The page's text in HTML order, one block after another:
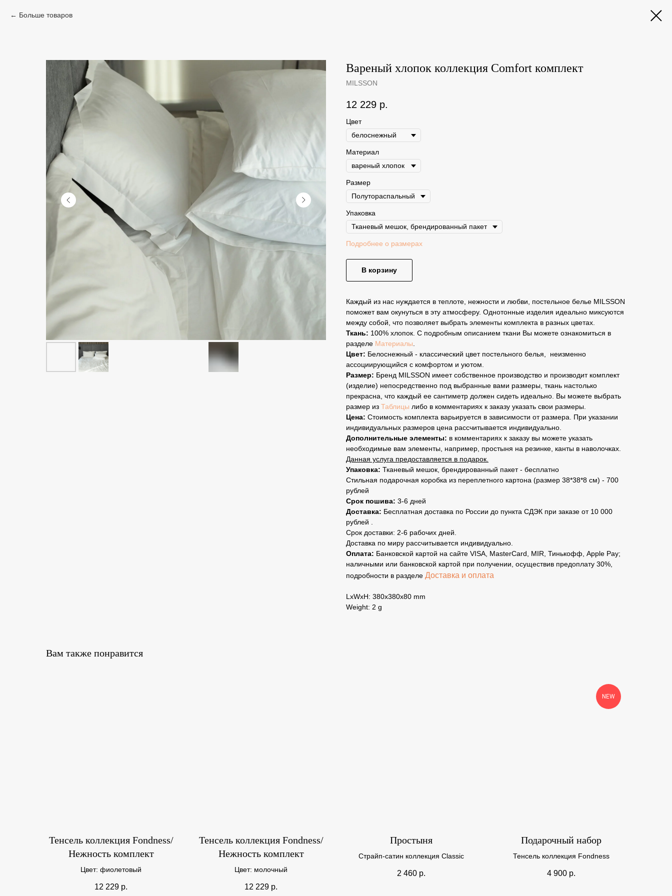
Больше товаров
Вареный хлопок коллекция Comfort комплект
MILSSON
12 229 р.
Цвет
Материал
Размер
Упаковка
Подробнее о размерах
В корзину
Каждый из нас нуждается в теплоте, нежности и любви, постельное белье MILSSON
поможет вам окунуться в эту атмосферу. Однотонные изделия идеально миксуются
между собой, что позволяет выбрать элементы комплекта в разных цветах.
Ткань: 100% хлопок. С подробным описанием ткани Вы можете ознакомиться в
разделе Материалы.
Цвет: Белоснежный - классический цвет постельного белья, неизменно
ассоциирующийся с комфортом и уютом.
Размер: Бренд MILSSON имеет собственное производство и производит комплект
(изделие) непосредственно под выбранные вами размеры, ткань настолько
прекрасна, что каждый ее сантиметр должен сидеть идеально. Вы можете выбрать
размер из Таблицы либо в комментариях к заказу указать свои размеры.
Цена: Стоимость комплекта варьируется в зависимости от размера. При указании
индивидуальных размеров цена рассчитывается индивидуально.
Дополнительные элементы: в комментариях к заказу вы можете указать
необходимые вам элементы, например, простыня на резинке, канты в наволочках.
Данная услуга предоставляется в подарок.
Упаковка: Тканевый мешок, брендированный пакет - бесплатно
Стильная подарочная коробка из переплетного картона (размер 38*38*8 см) - 700
рублей
Срок пошива: 3-6 дней
Доставка: Бесплатная доставка по России до пункта СДЭК при заказе от 10 000
рублей .
Срок доставки: 2-6 рабочих дней.
Доставка по миру рассчитывается индивидуально.
Оплата: Банковской картой на сайте VISA, MasterCard, MIR, Тинькофф, Apple Pay;
наличными или банковской картой при получении, осуществив предоплату 30%,
подробности в разделе Доставка и оплата
LxWxH: 380x380x80 mm
Weight: 2 g
Вам также понравится
Тенсель коллекция Fondness/
Нежность комплект
Цвет: фиолетовый
12 229 р.
Тенсель коллекция Fondness/
Нежность комплект
Цвет: молочный
12 229 р.
Простыня
Страйп-сатин коллекция Classic
2 460 р.
NEW
Подарочный набор
Тенсель коллекция Fondness
4 900 р.